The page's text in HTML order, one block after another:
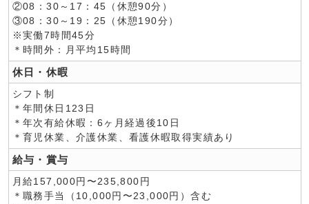
②08：30～17：45（休憩90分）
③08：30～19：25（休憩190分）
※実働7時間45分
＊時間外：月平均15時間
休日・休暇
シフト制
＊年間休日123日
＊年次有給休暇：6ヶ月経過後10日
＊育児休業、介護休業、看護休暇取得実績あり
給与・賞与
月給157,000円〜235,800円
＊職務手当（10,000円〜23,000円）含む